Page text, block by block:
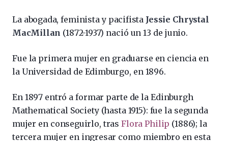
La abogada, feminista y pacifista Jessie Chrystal
MacMillan (1872-1937) nació un 13 de junio.
Fue la primera mujer en graduarse en ciencia en
la Universidad de Edimburgo, en 1896.
En 1897 entró a formar parte de la Edinburgh
Mathematical Society (hasta 1915): fue la segunda
mujer en conseguirlo, trasFlora Philip (1886); la
tercera mujer en ingresar como miembro en esta